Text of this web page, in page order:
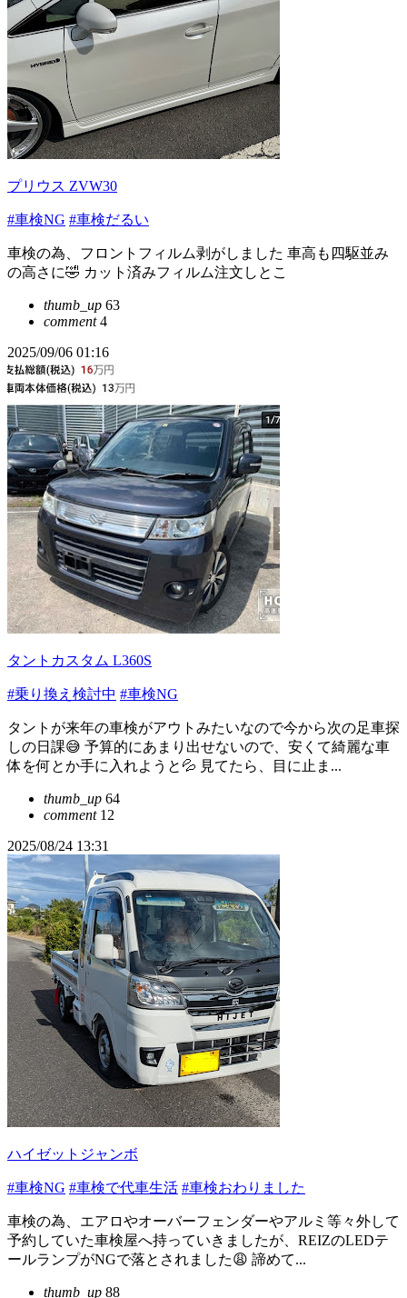
プリウス ZVW30
#車検NG #車検だるい
車検の為、フロントフィルム剥がしました 車高も四駆並み
の高さに🤣 カット済みフィルム注文しとこ
thumb_up 63
comment4
2025/09/06 01:16
タントカスタム L360S
#乗り換え検討中 #車検NG
タントが来年の車検がアウトみたいなので今から次の足車探
しの日課😅 予算的にあまり出せないので、安くて綺麗な車
体を何とか手に入れようと💦 見てたら、目に止ま...
thumb_up 64
comment12
2025/08/24 13:31
ハイゼットジャンボ
#車検NG #車検で代車生活 #車検おわりました
車検の為、エアロやオーバーフェンダーやアルミ等々外して
予約していた車検屋へ持っていきましたが、REIZのLEDテ
ールランプがNGで落とされました😩 諦めて...
thumb_up 88